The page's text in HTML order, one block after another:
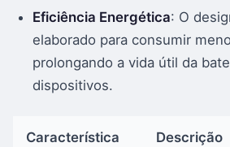
Eficiência Energética: O
elaborado para consumir
prolongando a vida útil da
dispositivos.
Característica Descrição